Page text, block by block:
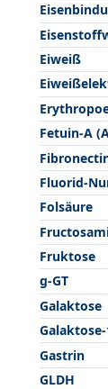
Eiweiß
Fetuin-A
Fluorid-
Folsäure
Fruktose
g-GT
Galaktose
Gastrin
GLDH